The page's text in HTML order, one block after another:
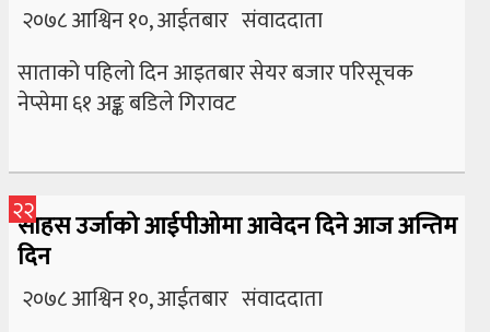
२०७८ आश्विन १०, आईतबार संवाददाता
साताको पहिलो दिन आइतबार सेयर बजार परिसूचक
नेप्सेमा ६१ अङ्क बडिले गिरावट
२२
साहस उर्जाको आईपीओमा आवेदन दिने आज अन्तिम
दिन
२०७८ आश्विन १०, आईतबार संवाददाता